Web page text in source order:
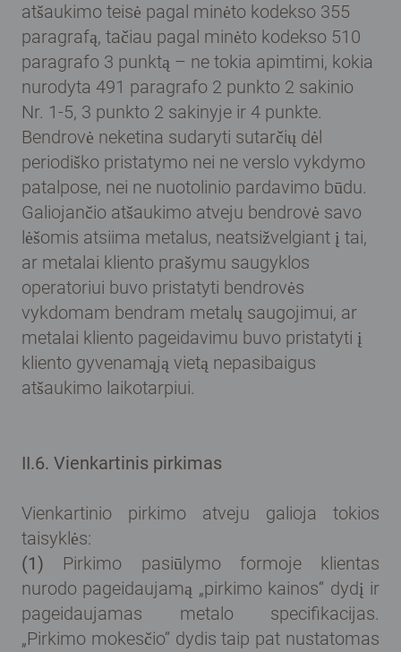
atšaukimo teisė pagal minėto kodekso 355
paragrafą, tačiau pagal minėto kodekso 510
paragrafo 3 punktą – ne tokia apimtimi, kokia
nurodyta 491 paragrafo 2 punkto 2 sakinio
Nr. 1-5, 3 punkto 2 sakinyje ir 4 punkte.
Bendrovė neketina sudaryti sutarčių dėl
periodiško pristatymo nei ne verslo vykdymo
patalpose, nei ne nuotolinio pardavimo būdu.
Galiojančio atšaukimo atveju bendrovė savo
lėšomis atsiima metalus, neatsižvelgiant į tai,
ar metalai kliento prašymu saugyklos
operatoriui buvo pristatyti bendrovės
vykdomam bendram metalų saugojimui, ar
metalai kliento pageidavimu buvo pristatyti į
kliento gyvenamąją vietą nepasibaigus
atšaukimo laikotarpiui.
II.6. Vienkartinis pirkimas
Vienkartinio pirkimo atveju galioja tokios
taisyklės:
(1) Pirkimo pasiūlymo formoje klientas
nurodo pageidaujamą „pirkimo kainos“ dydį ir
pageidaujamas metalo specifikacijas.
„Pirkimo mokesčio“ dydis taip pat nustatomas